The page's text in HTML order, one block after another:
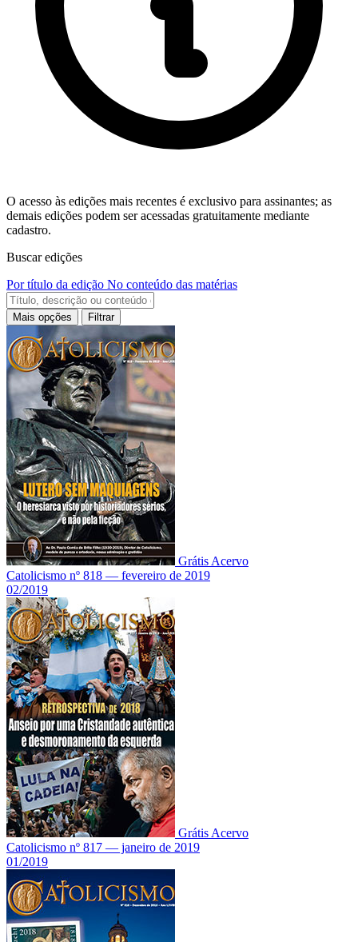
O acesso às edições mais recentes é exclusivo para assinantes; as
demais edições podem ser acessadas gratuitamente mediante
cadastro.
Buscar edições
Por título da edição No conteúdo das matérias
Mais opções Filtrar
Grátis Acervo
Catolicismo nº 818 — fevereiro de 2019
02/2019
Grátis Acervo
Catolicismo nº 817 — janeiro de 2019
01/2019